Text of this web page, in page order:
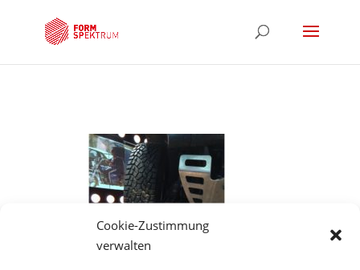
Cookie-Zustimmung
verwalten